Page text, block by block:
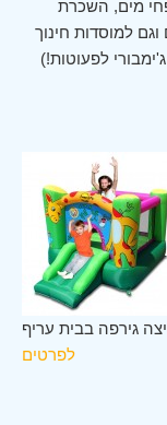
מים, השכרת
למוסדות חינוך
לפעוטות!)
גירפה בבית עריף
לפרטים